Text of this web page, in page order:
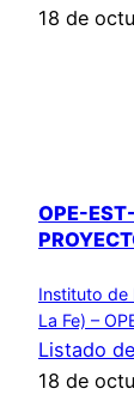
18 de
OPE-
Instituto de
La Fe) –
Listado
18 de